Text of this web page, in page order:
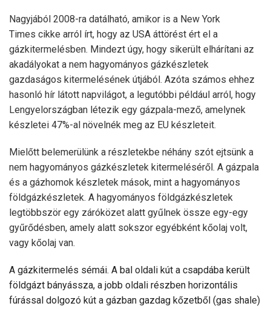
Nagyjából 2008-ra datálható, amikor is a New York
Times cikke arról írt, hogy az USA áttörést ért el a
gázkitermelésben. Mindezt úgy, hogy sikerült elhárítani az
akadályokat a nem hagyományos gázkészletek
gazdaságos kitermelésének útjából. Azóta számos ehhez
hasonló hír látott napvilágot, a legutóbbi például arról, hogy
Lengyelországban létezik egy gázpala-mező, amelynek
készletei 47%-al növelnék meg az EU készleteit.
Mielőtt belemerülünk a részletekbe néhány szót ejtsünk a
nem hagyományos gázkészletek kitermeléséről. A gázpala
és a gázhomok készletek mások, mint a hagyományos
földgázkészletek. A hagyományos földgázkészletek
legtöbbször egy záróközet alatt gyűlnek össze egy-egy
gyűrődésben, amely alatt sokszor egyébként kőolaj volt,
vagy kőolaj van.
A gázkitermelés sémái. A bal oldali kút a csapdába került
földgázt bányássza, a jobb oldali részben horizontális
fúrással dolgozó kút a gázban gazdag kőzetből (gas shale)